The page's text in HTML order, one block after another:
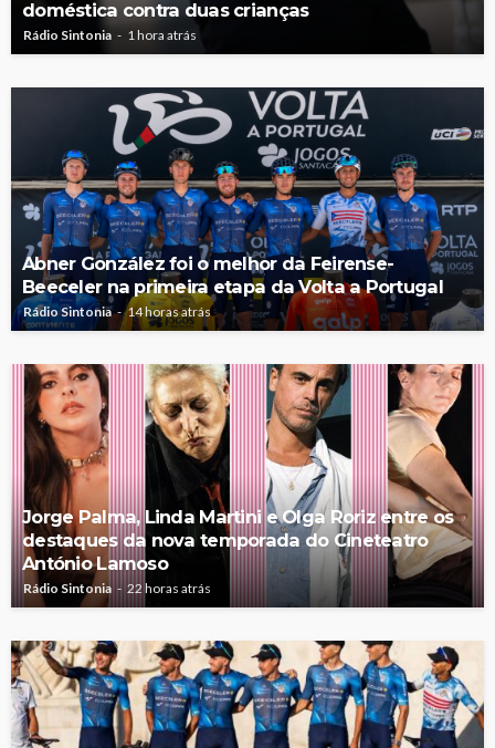
doméstica contra duas crianças
Rádio Sintonia 1 hora atrás
Abner González foi o melhor da Feirense-
Beeceler na primeira etapa da Volta a Portugal
Rádio Sintonia 14 horas atrás
Jorge Palma, Linda Martini e Olga Roriz entre os
destaques da nova temporada do Cineteatro
António Lamoso
Rádio Sintonia 22 horas atrás